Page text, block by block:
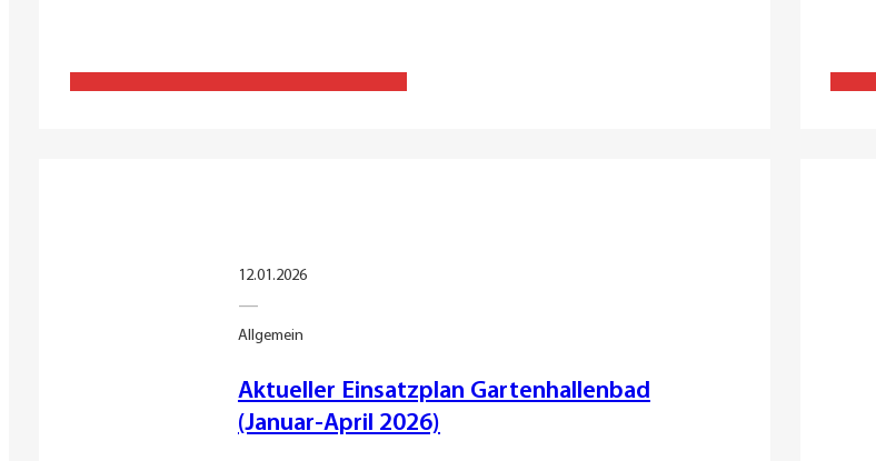
12.01.2026
—
Allgemein
Aktueller Einsatzplan Gartenhallenbad
(Januar-April 2026)